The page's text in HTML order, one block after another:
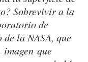
Sobrevivir a la
de
la NASA, que
que